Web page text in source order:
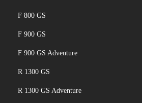
F 800 GS
F 900 GS
F 900 GS Adventure
R 1300 GS
R 1300 GS Adventure